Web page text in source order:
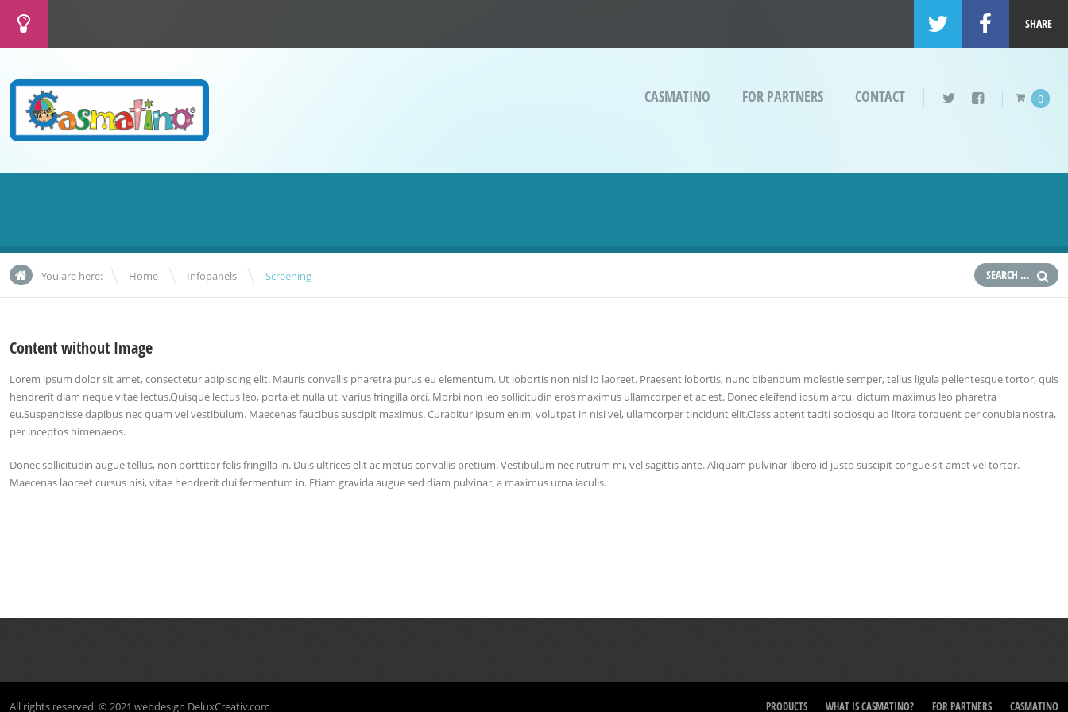
SHARE
CASMATINO FOR PARTNERS CONTACT 0
You are here: Home \ Infopanels \ Screening
Content without Image
Lorem ipsum dolor sit amet, consectetur adipiscing elit. Mauris convallis pharetra purus eu elementum. Ut lobortis non nisl id laoreet. Praesent lobortis, nunc bibendum molestie semper, tellus ligula pellentesque tortor, quis
hendrerit diam neque vitae lectus.Quisque lectus leo, porta et nulla ut, varius fringilla orci. Morbi non leo sollicitudin eros maximus ullamcorper et ac est. Donec eleifend ipsum arcu, dictum maximus leo pharetra
eu.Suspendisse dapibus nec quam vel vestibulum. Maecenas faucibus suscipit maximus. Curabitur ipsum enim, volutpat in nisi vel, ullamcorper tincidunt elit.Class aptent taciti sociosqu ad litora torquent per conubia nostra,
per inceptos himenaeos.
Donec sollicitudin augue tellus, non porttitor felis fringilla in. Duis ultrices elit ac metus convallis pretium. Vestibulum nec rutrum mi, vel sagittis ante. Aliquam pulvinar libero id justo suscipit congue sit amet vel tortor.
Maecenas laoreet cursus nisi, vitae hendrerit dui fermentum in. Etiam gravida augue sed diam pulvinar, a maximus urna iaculis.
PRODUCTS WHAT IS CASMATINO? FOR PARTNERS CASMATINO
All rights reserved. © 2021 webdesign DeluxCreativ.com